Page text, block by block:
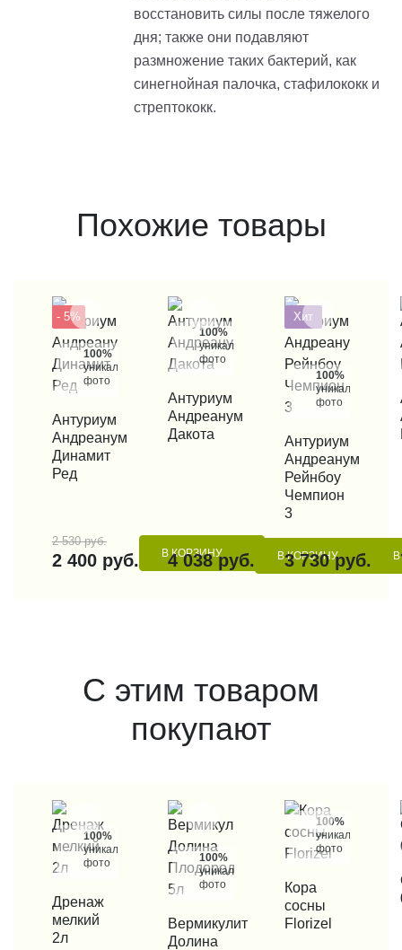
восстановить силы после тяжелого
дня; также они подавляют
размножение таких бактерий, как
синегнойная палочка, стафилококк и
стрептококк.
Похожие товары
- 5%
100%
уникальные
фото
КУПИТЬ В 1 КЛИК
Антуриум
Андреанум
Динамит
Ред
2 530 руб.
2 400 руб. В КОРЗИНУ
100%
уникальные
фото
КУПИТЬ В 1 КЛИК
Антуриум
Андреанум
Дакота
4 038 руб. В КОРЗИНУ
Хит
100%
уникальные
фото
КУПИТЬ В 1 КЛИК
Антуриум
Андреанум
Рейнбоу
Чемпион
3
3 730 руб.
С этим товаром
покупают
100%
уникальные
фото
КУПИТЬ В 1 КЛИК
Дренаж
мелкий
2л
100%
уникальные
фото
КУПИТЬ В 1 КЛИК
Вермикулит
Долина
100%
уникальные
фото
КУПИТЬ В 1 КЛИК
Кора
сосны
Florizel